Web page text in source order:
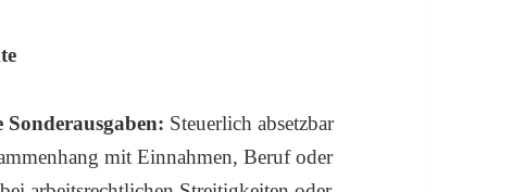
Steuerlich absetzbar
mit Einnahmen, Beruf oder